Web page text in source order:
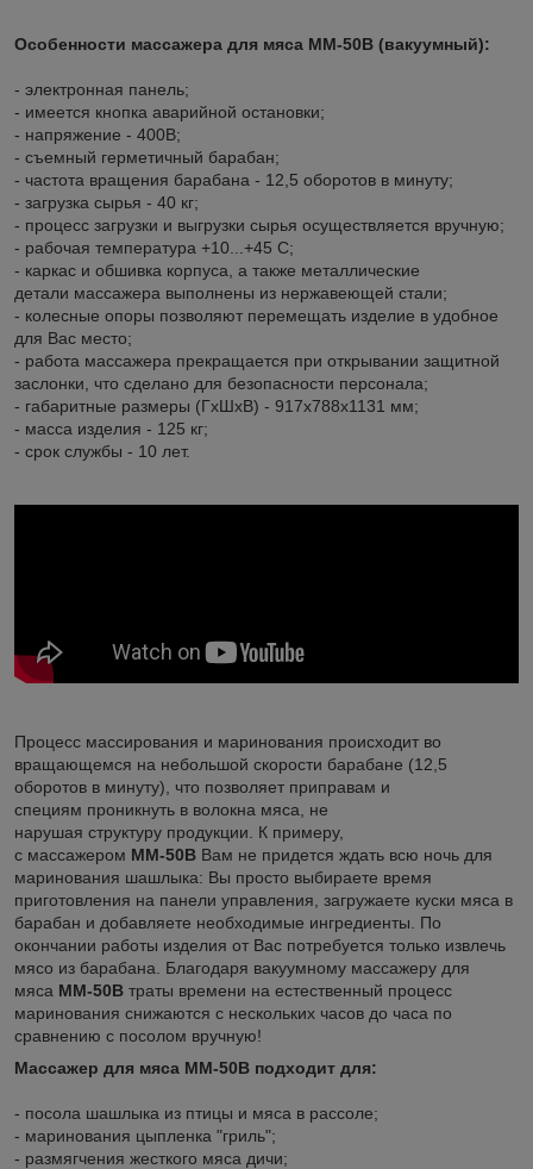
Особенности массажера для мяса ММ-50В (вакуумный):
- электронная панель;
- имеется кнопка аварийной остановки;
- напряжение - 400В;
- съемный герметичный барабан;
- частота вращения барабана - 12,5 оборотов в минуту;
- загрузка сырья - 40 кг;
- процесс загрузки и выгрузки сырья осуществляется вручную;
- рабочая температура +10...+45 С;
- каркас и обшивка корпуса, а также металлические
детали массажера выполнены из нержавеющей стали;
- колесные опоры позволяют перемещать изделие в удобное
для Вас место;
- работа массажера прекращается при открывании защитной
заслонки, что сделано для безопасности персонала;
- габаритные размеры (ГхШхВ) - 917х788х1131 мм;
- масса изделия - 125 кг;
- срок службы - 10 лет.
Процесс массирования и маринования происходит во
вращающемся на небольшой скорости барабане (12,5
оборотов в минуту), что позволяет приправам и
специям проникнуть в волокна мяса, не
нарушая структуру продукции. К примеру,
с массажером ММ-50В Вам не придется ждать всю ночь для
маринования шашлыка: Вы просто выбираете время
приготовления на панели управления, загружаете куски мяса в
барабан и добавляете необходимые ингредиенты. По
окончании работы изделия от Вас потребуется только извлечь
мясо из барабана. Благодаря вакуумному массажеру для
мяса ММ-50В траты времени на естественный процесс
маринования снижаются с нескольких часов до часа по
сравнению с посолом вручную!
Массажер для мяса ММ-50В подходит для:
- посола шашлыка из птицы и мяса в рассоле;
- маринования цыпленка "гриль";
- размягчения жесткого мяса дичи;